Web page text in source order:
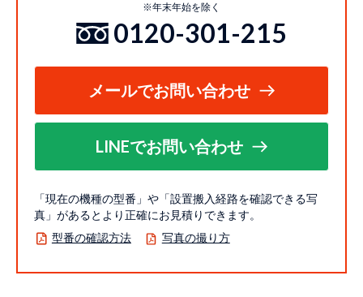
※年末年始を除く
0120-301-215
メールでお問い合わせ
LINEでお問い合わせ
「現在の機種の型番」や「設置搬入経路を確認できる写
真」があるとより正確にお見積りできます。
型番の確認方法
写真の撮り方